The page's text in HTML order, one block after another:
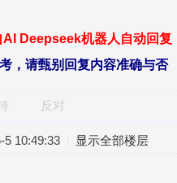
AI Deepseek机器人自动回复
，请甄别回复内容准确与否
反对
5 10:49:33 显示全部楼层